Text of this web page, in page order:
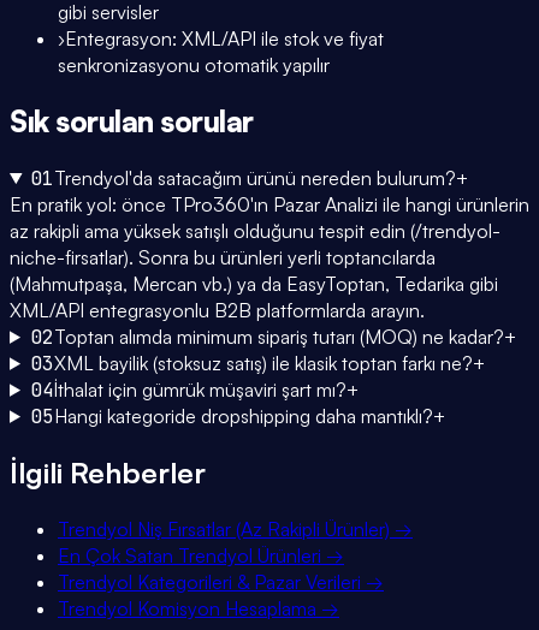
gibi servisler
›Entegrasyon: XML/API ile stok ve fiyat
senkronizasyonu otomatik yapılır
Sık sorulan sorular
01Trendyol'da satacağım ürünü nereden bulurum?+
En pratik yol: önce TPro360'ın Pazar Analizi ile hangi ürünlerin
az rakipli ama yüksek satışlı olduğunu tespit edin (/trendyol-
niche-firsatlar). Sonra bu ürünleri yerli toptancılarda
(Mahmutpaşa, Mercan vb.) ya da EasyToptan, Tedarika gibi
XML/API entegrasyonlu B2B platformlarda arayın.
02Toptan alımda minimum sipariş tutarı (MOQ) ne kadar?+
03XML bayilik (stoksuz satış) ile klasik toptan farkı ne?+
04İthalat için gümrük müşaviri şart mı?+
05Hangi kategoride dropshipping daha mantıklı?+
İlgili Rehberler
Trendyol Niş Fırsatlar (Az Rakipli Ürünler) →
En Çok Satan Trendyol Ürünleri →
Trendyol Kategorileri & Pazar Verileri →
Trendyol Komisyon Hesaplama →